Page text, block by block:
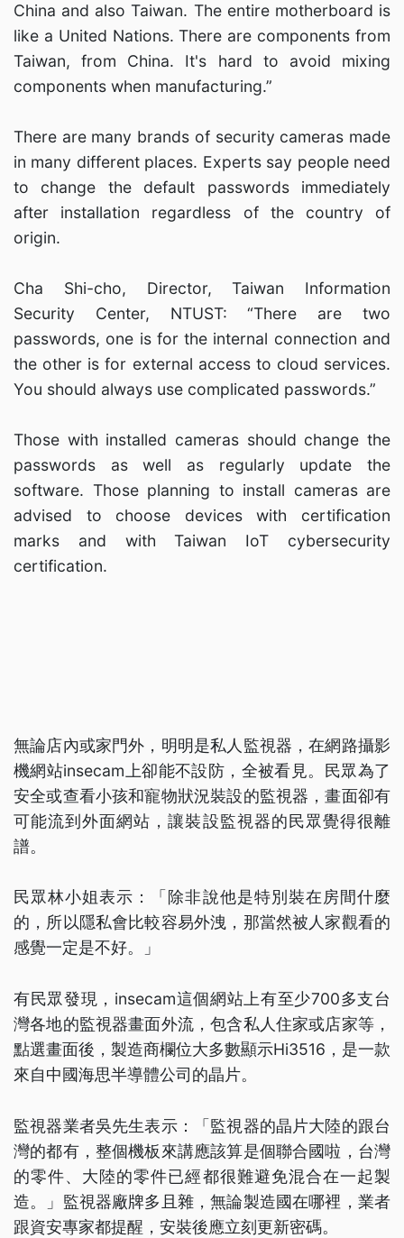
China and also Taiwan. The entire motherboard is
like a United Nations. There are components from
Taiwan, from China. It's hard to avoid mixing
components when manufacturing.”
There are many brands of security cameras made
in many different places. Experts say people need
to change the default passwords immediately
after installation regardless of the country of
origin.
Cha Shi-cho, Director, Taiwan Information
Security Center, NTUST: “There are two
passwords, one is for the internal connection and
the other is for external access to cloud services.
You should always use complicated passwords.”
Those with installed cameras should change the
passwords as well as regularly update the
software. Those planning to install cameras are
advised to choose devices with certification
marks and with Taiwan IoT cybersecurity
certification.
無論店內或家門外，明明是私人監視器，在網路攝影
機網站insecam上卻能不設防，全被看見。民眾為了
安全或查看小孩和寵物狀況裝設的監視器，畫面卻有
可能流到外面網站，讓裝設監視器的民眾覺得很離
譜。
民眾林小姐表示：「除非說他是特別裝在房間什麼
的，所以隱私會比較容易外洩，那當然被人家觀看的
感覺一定是不好。」
有民眾發現，insecam這個網站上有至少700多支台
灣各地的監視器畫面外流，包含私人住家或店家等，
點選畫面後，製造商欄位大多數顯示Hi3516，是一款
來自中國海思半導體公司的晶片。
監視器業者吳先生表示：「監視器的晶片大陸的跟台
灣的都有，整個機板來講應該算是個聯合國啦，台灣
的零件、大陸的零件已經都很難避免混合在一起製
造。」監視器廠牌多且雜，無論製造國在哪裡，業者
跟資安專家都提醒，安裝後應立刻更新密碼。